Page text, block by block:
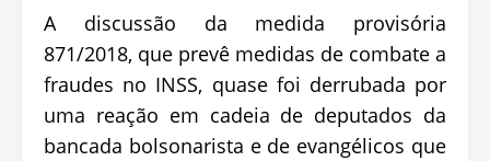
A discussão da medida provisória
871/2018, que prevê medidas de combate a
fraudes no INSS, quase foi derrubada por
uma reação em cadeia de deputados da
bancada bolsonarista e de evangélicos que